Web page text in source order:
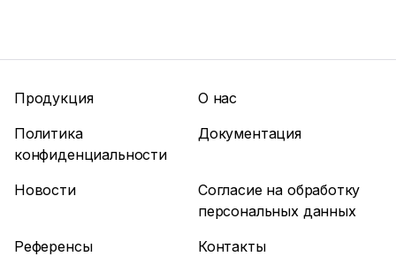
Продукция
О нас
Политика
конфиденциальности
Документация
Новости
Согласие на обработку
персональных данных
Референсы
Контакты